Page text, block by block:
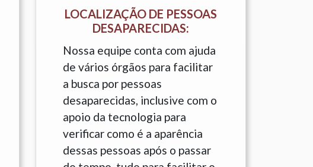
LOCALIZAÇÃO DE PESSOAS
DESAPARECIDAS:
Nossa equipe conta com ajuda
de vários órgãos para facilitar
a busca por pessoas
desaparecidas, inclusive com o
apoio da tecnologia para
verificar como é a aparência
dessas pessoas após o passar